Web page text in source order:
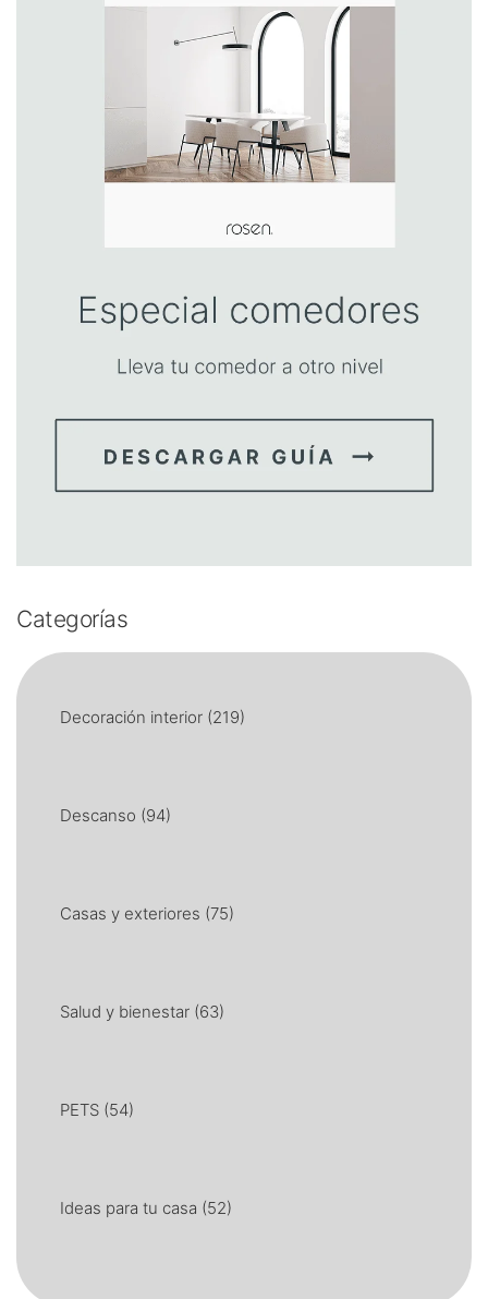
Categorías
Decoración interior (219)
Descanso (94)
Casas y exteriores (75)
Salud y bienestar (63)
PETS (54)
Ideas para tu casa (52)